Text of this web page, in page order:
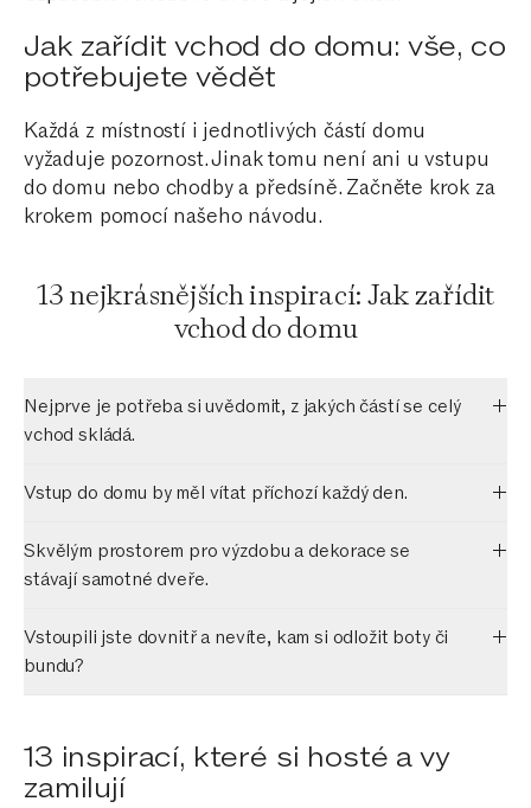
Jak zařídit vchod do domu: vše, co
potřebujete vědět
Každá z místností i jednotlivých částí domu
vyžaduje pozornost. Jinak tomu není ani u vstupu
do domu nebo chodby a předsíně. Začněte krok za
krokem pomocí našeho návodu.
13 nejkrásnějších inspirací: Jak zařídit
vchod do domu
Nejprve je potřeba si uvědomit, z jakých částí se celý
vchod skládá.
Vstup do domu by měl vítat příchozí každý den.
Skvělým prostorem pro výzdobu a dekorace se
stávají samotné dveře.
Vstoupili jste dovnitř a nevíte, kam si odložit boty či
bundu?
13 inspirací, které si hosté a vy
zamilují